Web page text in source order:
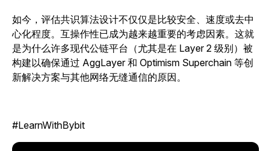
如今，评估共识算法设计不仅仅是比较安全、速度或去中
心化程度。互操作性已成为越来越重要的考虑因素。这就
是为什么许多现代公链平台（尤其是在 Layer 2 级别）被
构建以确保通过 AggLayer 和 Optimism Superchain 等创
新解决方案与其他网络无缝通信的原因。
#LearnWithBybit